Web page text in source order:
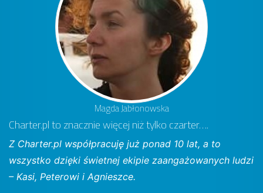
Magda Jabłonowska
Charter.pl to znacznie więcej niż tylko czarter….
Z Charter.pl współpracuję już ponad 10 lat, a to
wszystko dzięki świetnej ekipie zaangażowanych ludzi
– Kasi, Peterowi i Agnieszce.